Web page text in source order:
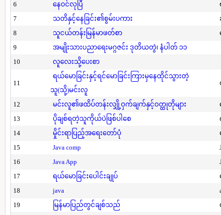
6
နေဝင်လုပြီ
7
သတိနှင့်နေခြင်း၏စွမ်းပကား
8
သူငယ်တန်းမြန်မာဖတ်စာ
9
အမျိုးသားပညာရေးမဂ္ဂဇင်း ဒုတိယတွဲ၊ နံပါတ် ၁၁
10
လူလေးသို့ပေးစာ
11
ရယ်မောခြင်းနှင့်ရင်မောခြင်းကြားမှနေထိုင်သွားတဲ့
သူ(သို့)မင်းလူ
12 မင်းလူ၏ဖထိပ်တန်းလျှို့ဝှက်ချက်နှင့်ဝတ္ထုတိုများ
13
ပိုချစ်ရတဲ့သူကိုယ်ပဲဖြစ်ပါစေ
14
မှိုင်းရာပြည့်အရေးတော်ပုံ
15
Java comp
16
Java App
17
ရယ်မောခြင်းပေါင်းချုပ်
18
java
19
မြန်မာပြည်တွင်ချစ်သည်